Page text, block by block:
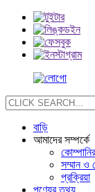
বাড়ি
আমাদের সম্পর্কে
সম্মান ও
প্রক্রিয়া
পণ্যের তথ্য